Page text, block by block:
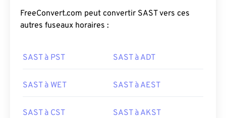
FreeConvert.com peut convertir SAST vers ces
autres fuseaux horaires :
SAST à PST SAST à ADT
SAST à WET SAST à AEST
SAST à CST SAST à AKST